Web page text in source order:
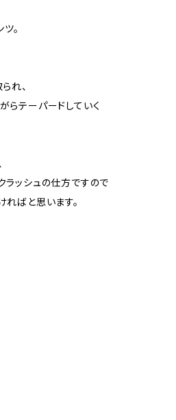
。
れ、
らテーパードしていく
ラッシュの仕方ですので
ばと思います。